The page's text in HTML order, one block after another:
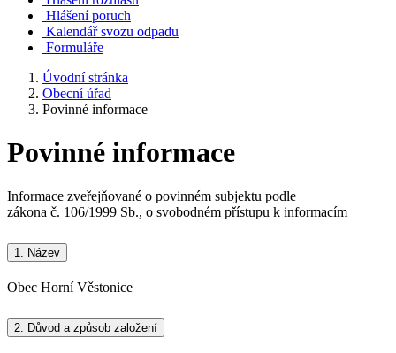
Hlášení poruch
Kalendář svozu odpadu
Formuláře
Úvodní stránka
Obecní úřad
Povinné informace
Povinné informace
Informace zveřejňované o povinném subjektu podle
zákona č. 106/1999 Sb., o svobodném přístupu k informacím
1. Název
Obec Horní Věstonice
2. Důvod a způsob založení